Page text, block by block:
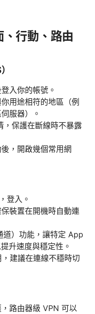
行動、路由
入你的帳號。
用途相符的地區（例
服器）。
保護在斷線時不暴露
，開啟幾個常用網
登入。
裝置在開機時自動連
）功能，讓特定 App
升速度與穩定性。
建議在連線不穩時切
路由器級 VPN 可以